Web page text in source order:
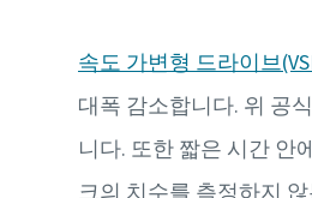
속도 가변형 드라이브
대폭 감소합니다. 위 공
니다. 또한 짧은 시간 안
크의 치수를 측정하지